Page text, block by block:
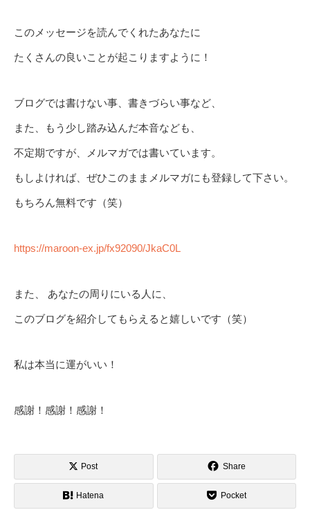
このメッセージを読んでくれたあなたに
たくさんの良いことが起こりますように！
ブログでは書けない事、書きづらい事など、
また、もう少し踏み込んだ本音なども、
不定期ですが、メルマガでは書いています。
もしよければ、ぜひこのままメルマガにも登録して下さい。
もちろん無料です（笑）
https://maroon-ex.jp/fx92090/JkaC0L
また、 あなたの周りにいる人に、
このブログを紹介してもらえると嬉しいです（笑）
私は本当に運がいい！
感謝！感謝！感謝！
Post Share
Hatena Pocket